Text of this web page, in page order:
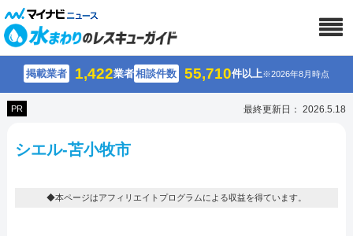
掲載業者 1,422業者相談件数 55,710件以上※2026年8月時点
PR 最終更新日： 2026.5.18
シエル-苫小牧市
◆本ページはアフィリエイトプログラムによる収益を得ています。